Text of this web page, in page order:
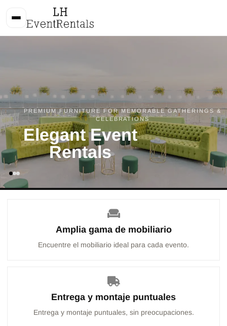
PREMIUM FURNITURE FOR MEMORABLE GATHERINGS &
CELEBRATIONS
Elegant Event
Rentals
Amplia gama de mobiliario
Encuentre el mobiliario ideal para cada evento.
Entrega y montaje puntuales
Entrega y montaje puntuales, sin preocupaciones.